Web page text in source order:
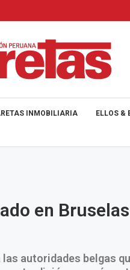
INMOBILIARIA ELLOS &
en
autoridades belgas